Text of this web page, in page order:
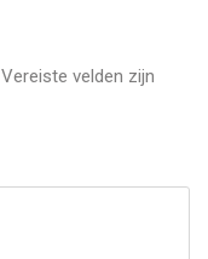
Vereiste velden zijn